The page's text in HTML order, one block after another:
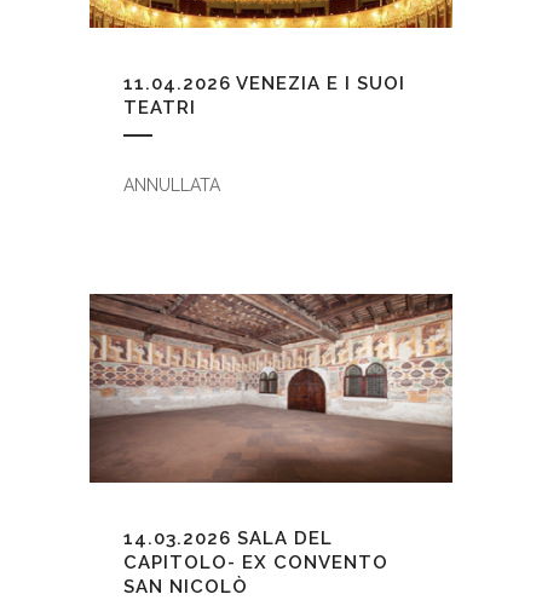
11.04.2026 VENEZIA E I SUOI
TEATRI
ANNULLATA
14.03.2026 SALA DEL
CAPITOLO- EX CONVENTO
SAN NICOLÒ